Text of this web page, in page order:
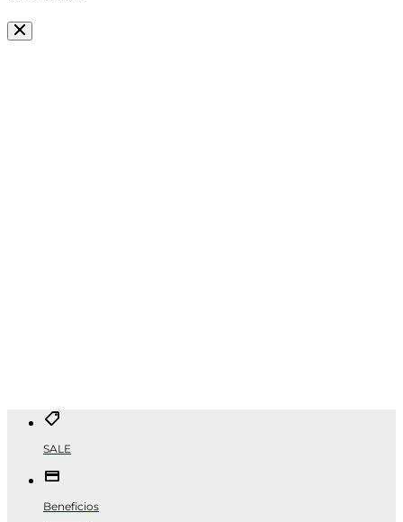
SALE
Beneficios